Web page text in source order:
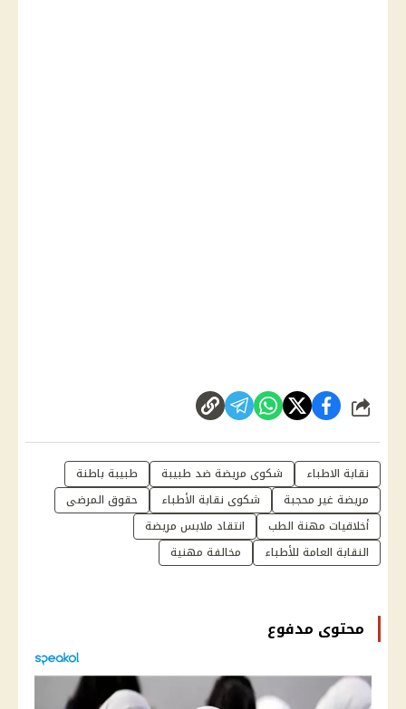
شارك
نقابة الاطباء شكوى مريضة ضد طبيبة
طبيبة باطنة
مريضة غير محجبة
شكوى نقابة الأطباء
حقوق المرضى
أخلاقيات مهنة الطب
انتقاد ملابس مريضة
النقابة العامة للأطباء
مخالفة مهنية
محتوى مدفوع